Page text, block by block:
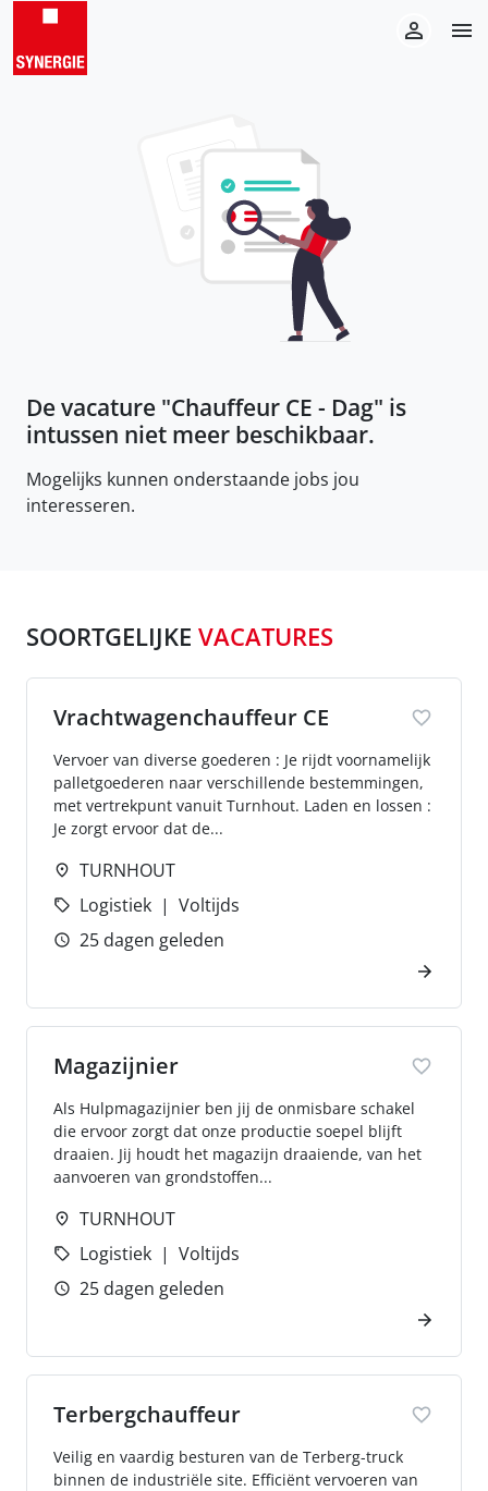
De vacature "Chauffeur CE - Dag" is
intussen niet meer beschikbaar.
Mogelijks kunnen onderstaande jobs jou
interesseren.
SOORTGELIJKE VACATURES
Vrachtwagenchauffeur CE
Vervoer van diverse goederen : Je rijdt voornamelijk
palletgoederen naar verschillende bestemmingen,
met vertrekpunt vanuit Turnhout. Laden en lossen :
Je zorgt ervoor dat de...
TURNHOUT
Logistiek
Voltijds
25 dagen geleden
Magazijnier
Als Hulpmagazijnier ben jij de onmisbare schakel
die ervoor zorgt dat onze productie soepel blijft
draaien. Jij houdt het magazijn draaiende, van het
aanvoeren van grondstoffen...
TURNHOUT
Logistiek
Voltijds
25 dagen geleden
Terbergchauffeur
Veilig en vaardig besturen van de Terberg-truck
binnen de industriële site. Efficiënt vervoeren van